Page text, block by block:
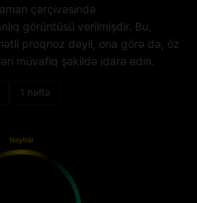
çərçivəsində
görüntüsü verilmişdir. Bu,
proqnoz deyil, ona görə də, öz
müvafiq şəkildə idarə edin.
1 həftə
Neytral